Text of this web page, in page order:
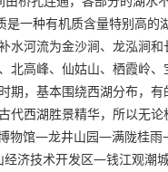
一种有机质含量特别高
河流为金沙涧、龙泓涧
高峰、仙姑山、栖霞岭
，基本围绕西湖分布，
西湖胜景精华，所以无
物馆—龙井山园—满陇桂
济技术开发区—钱江观